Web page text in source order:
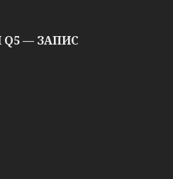
— ЗАПИС